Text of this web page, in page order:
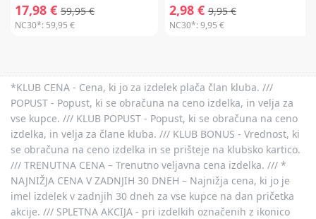
17,98 € 59,95 €
NC30*: 59,95 €
2,98 € 9,95 €
NC30*:9,95 €
*KLUB CENA - Cena, ki jo za izdelek plača član kluba. ///
POPUST - Popust, ki se obračuna na ceno izdelka, in velja za
vse kupce. /// KLUB POPUST - Popust, ki se obračuna na ceno
izdelka, in velja za člane kluba. /// KLUB BONUS - Vrednost, ki
se obračuna na ceno izdelka in se prišteje na klubsko kartico.
/// TRENUTNA CENA – Trenutno veljavna cena izdelka. /// *
NAJNIŽJA CENA V ZADNJIH 30 DNEH – Najnižja cena, ki jo je
imel izdelek v zadnjih 30 dneh za vse kupce na dan pričetka
akcije. /// SPLETNA AKCIJA - pri izdelkih označenih z ikonico